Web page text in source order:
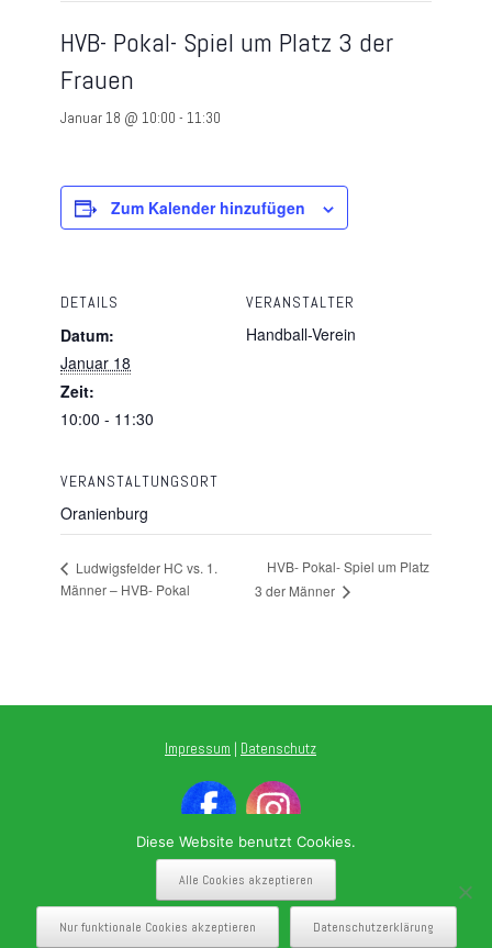
HVB- Pokal- Spiel um Platz 3 der
Frauen
Januar 18 @ 10:00 - 11:30
Zum Kalender hinzufügen
DETAILS
Datum:
Januar 18
Zeit:
10:00 - 11:30
VERANSTALTER
Handball-Verein
VERANSTALTUNGSORT
Oranienburg
Ludwigsfelder HC vs. 1.
Männer – HVB- Pokal
HVB- Pokal- Spiel um Platz
3 der Männer
Impressum | Datenschutz
Theme bySiteOrigin
Diese Website benutzt Cookies.
Alle Cookies akzeptieren
Nur funktionale Cookies akzeptieren Datenschutzerklärung